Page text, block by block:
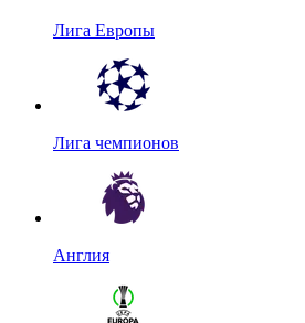
Лига Европы
Лига чемпионов
Англия